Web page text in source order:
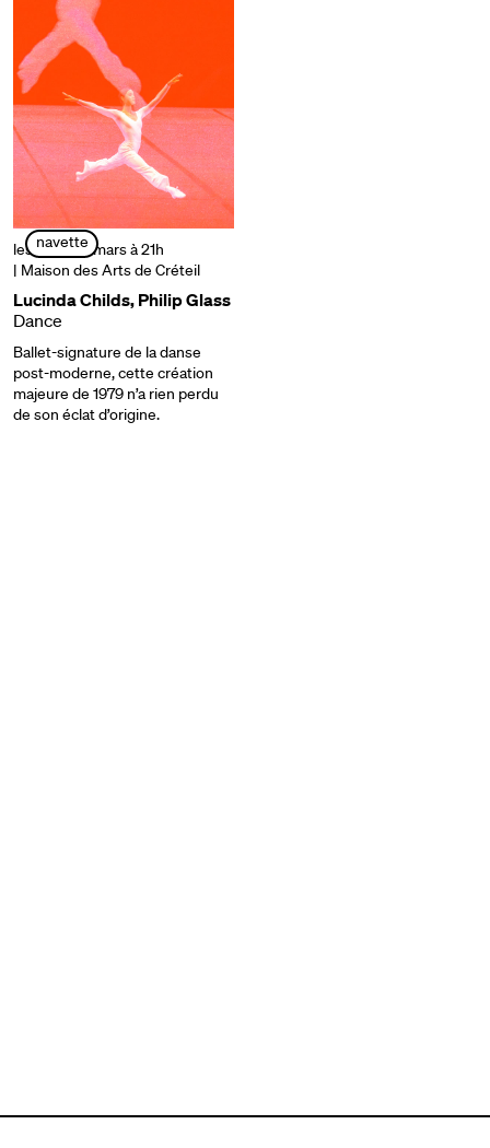
navette
les 16, 17, 18 mars à 21h
| Maison des Arts de Créteil
Lucinda Childs, Philip Glass
Dance
Ballet-signature de la danse
post-moderne, cette création
majeure de 1979 n’a rien perdu
de son éclat d’origine.